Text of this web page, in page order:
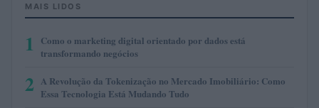
MAIS LIDOS
1
Como o marketing digital orientado por dados está
transformando negócios
2 A Revolução da Tokenização no Mercado Imobiliário: Como
Essa Tecnologia Está Mudando Tudo